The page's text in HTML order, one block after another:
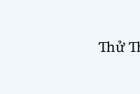
Thử